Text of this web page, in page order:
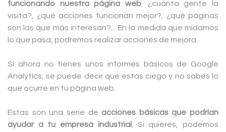
funcionando nuestra página web: ¿cuánta gente la
visita?, ¿qué acciones funcionan mejor?, ¿qué páginas
son las que más interesan?... En la medida que midamos
lo que pasa, podremos realizar acciones de mejora.
Si ahora no tienes unos informes básicos de Google
Analytics, se puede decir que estás ciego y no sabes lo
que ocurre en tu página web.
Estas son una serie de acciones básicas que podrían
ayudar a tu empresa industrial. Si quieres, podemos